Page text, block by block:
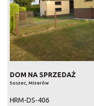
DOM NA SPRZEDAŻ
Suszec, Mizerów
HRM-DS-406